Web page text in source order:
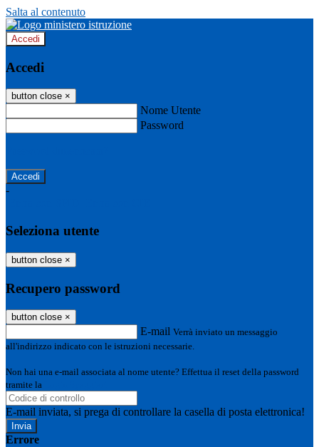
Salta al contenuto
Accedi
Accedi
button close ×
Nome Utente
Password
-
Seleziona utente
button close ×
Recupero password
button close ×
E-mail Verrà inviato un messaggio
all'indirizzo indicato con le istruzioni necessarie.
Non hai una e-mail associata al nome utente? Effettua il reset della password
tramite la
E-mail inviata, si prega di controllare la casella di posta elettronica!
Errore